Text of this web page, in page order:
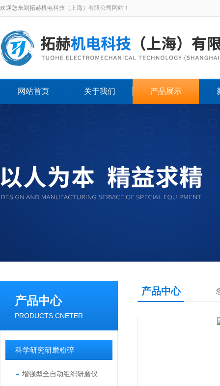
欢迎您来到拓赫机电科技（上海）有限公司网站！
网站首页 关于我们 产品展示
产品中心
PRODUCTS CNETER
科学研究研磨粉碎
增强型全自动组织研磨仪
产品中心